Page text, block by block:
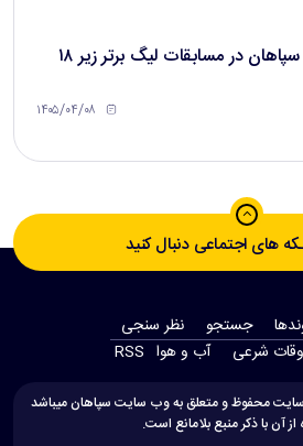
قهرمانی فولاد مبارکه سپاهان در مسابقات لیگ برتر زیر ۱۸
۱۴۰۵/۰۴/۰۸
های اجتماعی دنبال کنید
جستجو
نظر سنجی
شرعی آب و هوا RSS
محفوظ و متعلق به وب سایت سپاهان میباشد
آن با ذکر منبع بلامانع است.